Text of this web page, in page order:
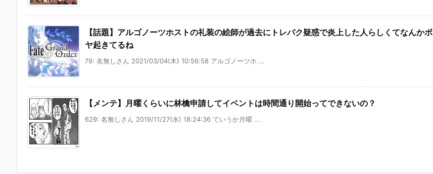
【話題】アルゴノーツホストの礼装の絵師が過去にトレパク疑惑で炎上した人らしくてなんかボ
ヤ起きてるね
79: 名無しさん 2021/03/04(木) 10:56:58 アルゴノーツホ ...
【メンテ】月曜くらいに林檎申請してイベントは時間通り開始ってできないの？
629: 名無しさん 2019/11/27(水) 18:24:36 ていうか月曜 ...